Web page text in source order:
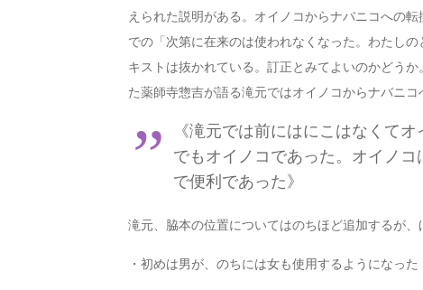
えられた説明がある。オイノコからナバニコへの
での「次第に在来のは使われなくなった。わたし
キストは抜かれている。訂正とみてよいのかどう
た薬師寺惣吉が語る滝元ではオイノコからナバニ
《滝元では前にはにこはなくて
でもオイノコであった。オイノ
で便利であった》
滝元、脇本の位置についてはのちほど追加するが、
・初めは男が、のちには女も使用するようになった